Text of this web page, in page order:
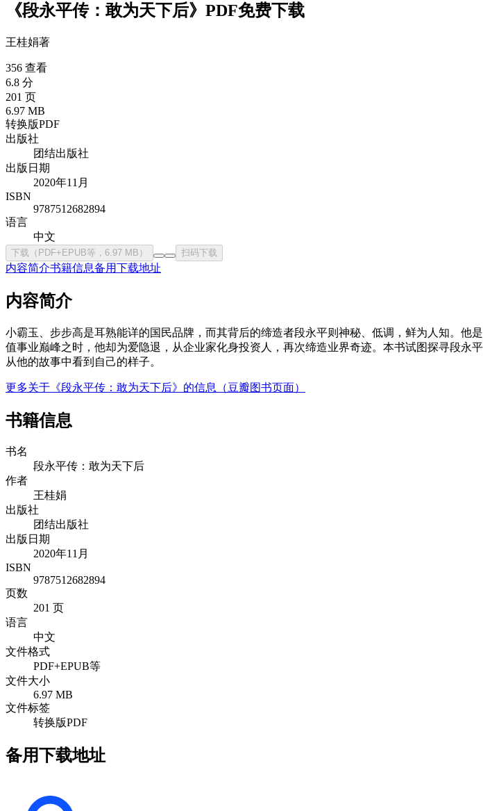
《段永平传：敢为天下后》PDF免费下载
王桂娟著
356 查看
6.8 分
201 页
6.97 MB
转换版PDF
出版社
团结出版社
出版日期
2020年11月
ISBN
9787512682894
语言
中文
下载（PDF+EPUB等，6.97 MB） 扫码下载
内容简介书籍信息备用下载地址
内容简介
小霸玉、步步高是耳熟能详的国民品牌，而其背后的缔造者段永平则神秘、低调，鲜为人知。
值事业巅峰之时，他却为爱隐退，从企业家化身投资人，再次缔造业界奇迹。本书试图探寻段
从他的故事中看到自己的样子。
更多关于《段永平传：敢为天下后》的信息（豆瓣图书页面）
书籍信息
书名
段永平传：敢为天下后
作者
王桂娟
出版社
团结出版社
出版日期
2020年11月
ISBN
9787512682894
页数
201 页
语言
中文
文件格式
PDF+EPUB等
文件大小
6.97 MB
文件标签
转换版PDF
备用下载地址